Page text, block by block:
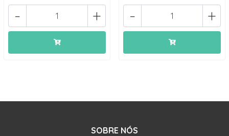
+
- +
-
SOBRE NÓS